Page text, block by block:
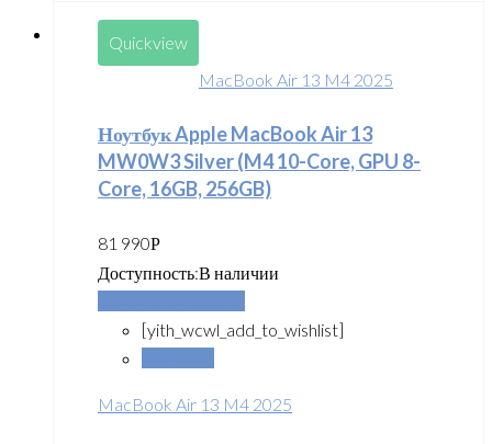
Quickview
MacBook Air 13 M4 2025
Ноутбук Apple MacBook Air 13
MW0W3 Silver (M4 10-Core, GPU 8-
Core, 16GB, 256GB)
81 990Р
Доступность:В наличии
[yith_wcwl_add_to_wishlist]
MacBook Air 13 M4 2025